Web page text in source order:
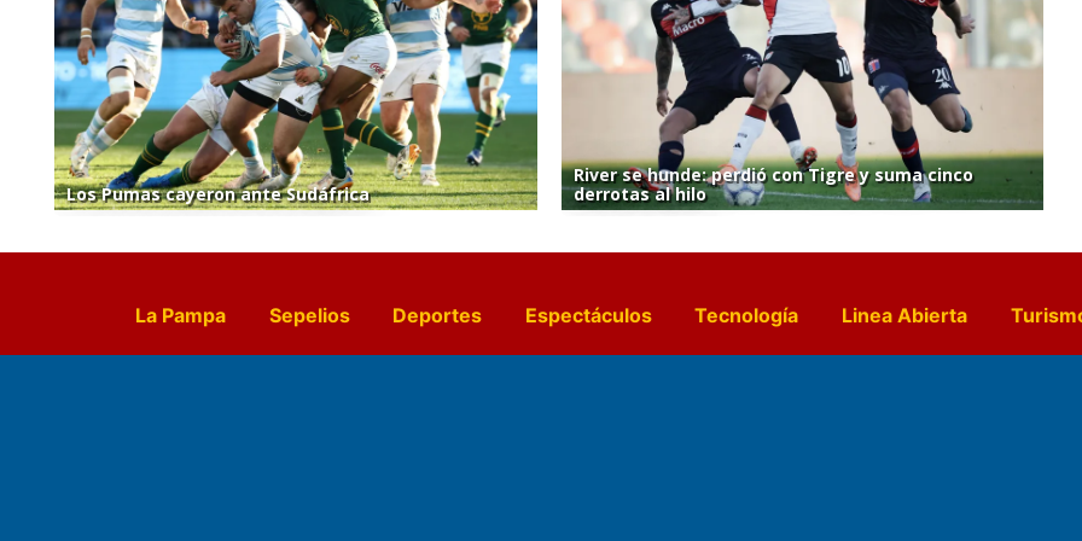
Los Pumas cayeron ante Sudáfrica
River se hunde: perdió con Tigre y suma cinco
derrotas al hilo
La Pampa Sepelios Deportes Espectáculos Tecnología Linea Abierta